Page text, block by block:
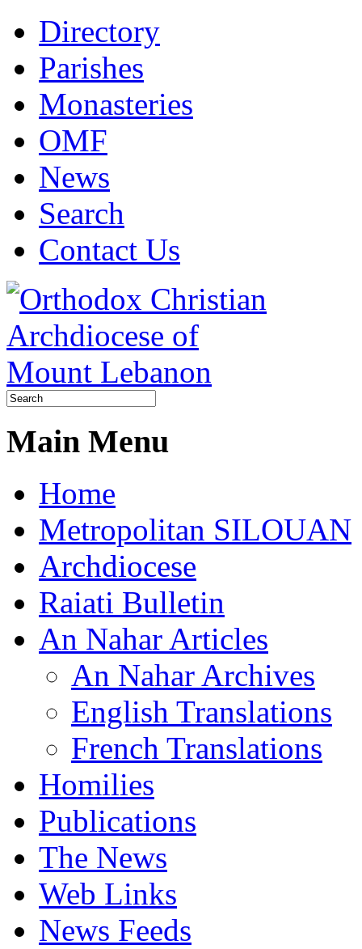
Directory
Parishes
Monasteries
OMF
News
Search
Contact Us
Main Menu
Home
Metropolitan SILOUAN
Archdiocese
Raiati Bulletin
An Nahar Articles
An Nahar Archives
English Translations
French Translations
Homilies
Publications
The News
Web Links
News Feeds